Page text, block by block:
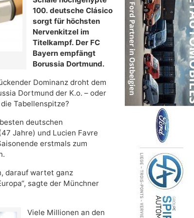
100. deutsche Clásico
sorgt für höchsten
Nervenkitzel im
Titelkampf. Der FC
Bayern empfängt
Borussia Dortmund.
Dominanz droht dem
Dortmund der K.o. – oder
Tabellenspitze?
deutschen
Jahre) und Lucien Favre
erstmals zum
darauf wartet ganz
sagte der Münchner
Viele Millionen an den